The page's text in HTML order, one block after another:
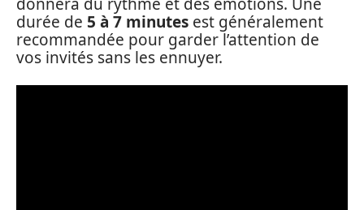
durée de 5 à 7 minutes est généralement
recommandée pour garder l’attention de
vos invités sans les ennuyer.